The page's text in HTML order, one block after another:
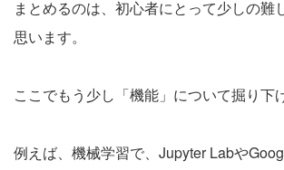
まとめるのは、初心者にとって少しの難
思います。
ここでもう少し「機能」について掘り下
例えば、機械学習で、Jupyter Labや